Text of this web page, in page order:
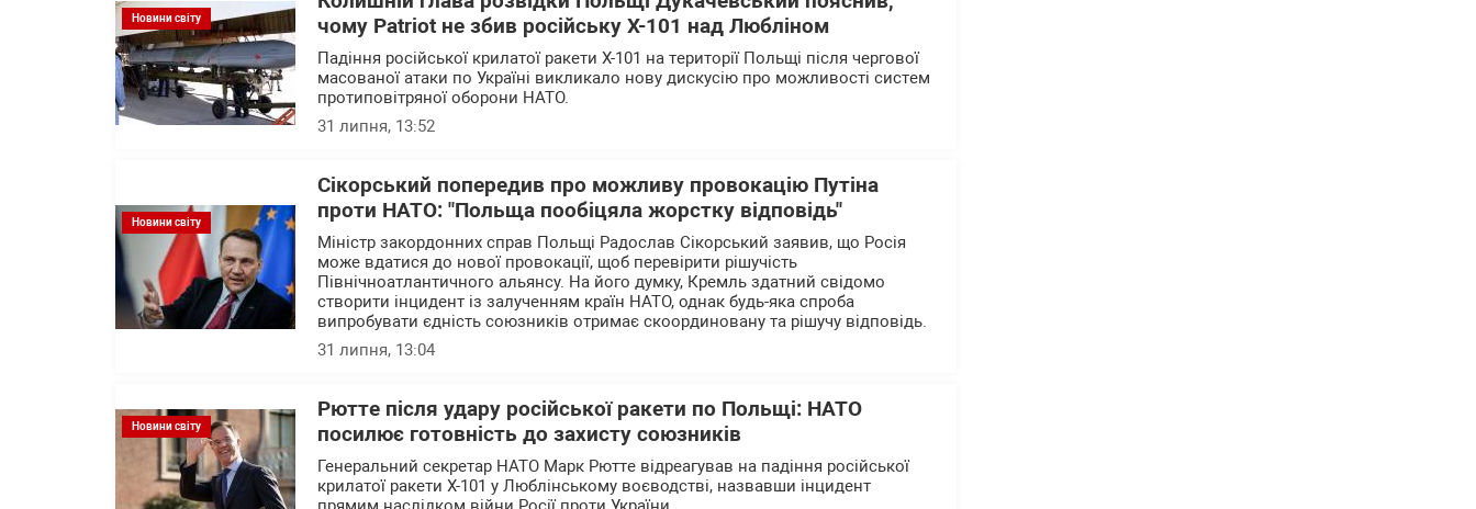
Новини світу
чому Patriot не збив російську Х-101 над Любліном
Падіння російської крилатої ракети Х-101 на території Польщі після чергової
масованої атаки по Україні викликало нову дискусію про можливості систем
протиповітряної оборони НАТО.
31 липня, 13:52
Новини світу
Сікорський попередив про можливу провокацію Путіна
проти НАТО: "Польща пообіцяла жорстку відповідь"
Міністр закордонних справ Польщі Радослав Сікорський заявив, що Росія
може вдатися до нової провокації, щоб перевірити рішучість
Північноатлантичного альянсу. На його думку, Кремль здатний свідомо
створити інцидент із залученням країн НАТО, однак будь-яка спроба
випробувати єдність союзників отримає скоординовану та рішучу відповідь.
31 липня, 13:04
Новини світу
Рютте після удару російської ракети по Польщі: НАТО
посилює готовність до захисту союзників
Генеральний секретар НАТО Марк Рютте відреагував на падіння російської
крилатої ракети Х-101 у Люблінському воєводстві, назвавши інцидент